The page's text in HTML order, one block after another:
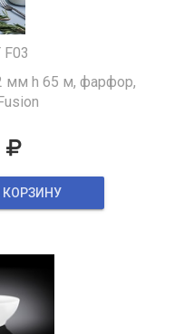
F03
мм h 65 м, фарфор,
КОРЗИНУ